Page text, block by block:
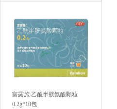
富露施 乙酰半胱氨酸颗粒
0.2g*10包